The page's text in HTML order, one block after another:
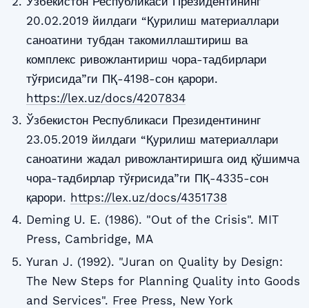
20.02.2019 йилдаги “Қурилиш материаллари
саноатини тубдан такомиллаштириш ва
комплекс ривожлантириш чора-тадбирлари
тўғрисида”ги ПҚ-4198-сон қарори.
https://lex.uz/docs/4207834
Ўзбекистон Республикаси Президентининг
23.05.2019 йилдаги “Қурилиш материаллари
саноатини жадал ривожлантиришга оид қўшимча
чора-тадбирлар тўғрисида”ги ПҚ-4335-сон
қарори. https://lex.uz/docs/4351738
Deming U. E. (1986). "Out of the Crisis". MIT
Press, Cambridge, MA
Yuran J. (1992). "Juran on Quality by Design:
The New Steps for Planning Quality into Goods
and Services". Free Press, New York